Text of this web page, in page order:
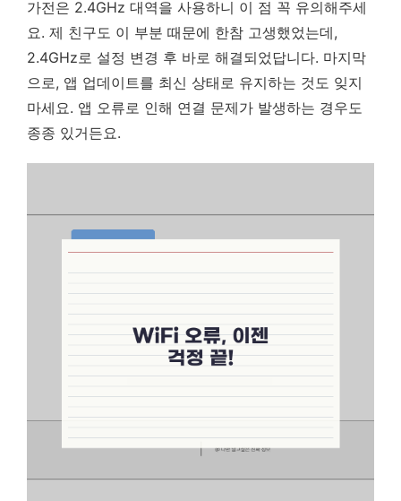
가전은 2.4GHz 대역을 사용하니 이 점 꼭 유의해주세
요. 제 친구도 이 부분 때문에 한참 고생했었는데,
2.4GHz로 설정 변경 후 바로 해결되었답니다. 마지막
으로, 앱 업데이트를 최신 상태로 유지하는 것도 잊지
마세요. 앱 오류로 인해 연결 문제가 발생하는 경우도
종종 있거든요.